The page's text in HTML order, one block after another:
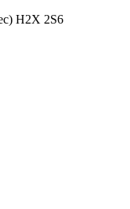
H2X 2S6